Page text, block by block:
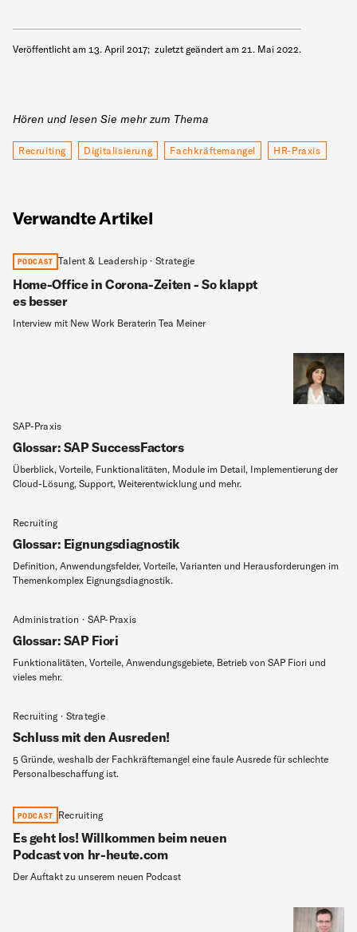
Veröffentlicht am 13. April 2017; zuletzt geändert am 21. Mai 2022.
Hören und lesen Sie mehr zum Thema
Recruiting Digitalisierung Fachkräftemangel HR-Praxis
Verwandte Artikel
Recruiting · Strategie
Schluss mit den Ausreden!
5 Gründe, weshalb der Fachkräftemangel eine faule Ausrede für schlechte
Personalbeschaffung ist.
PODCAST Recruiting
Es geht los! Willkommen beim neuen
Podcast von hr-heute.com
Der Auftakt zu unserem neuen Podcast
PODCAST Talent & Leadership · Strategie
Home-Office in Corona-Zeiten - So klappt
es besser
Interview mit New Work Beraterin Tea Meiner
SAP-Praxis
Glossar: SAP SuccessFactors
Überblick, Vorteile, Funktionalitäten, Module im Detail, Implementierung der
Cloud-Lösung, Support, Weiterentwicklung und mehr.
Recruiting
Glossar: Eignungsdiagnostik
Definition, Anwendungsfelder, Vorteile, Varianten und Herausforderungen im
Themenkomplex Eignungsdiagnostik.
Administration · SAP-Praxis
Glossar: SAP Fiori
Funktionalitäten, Vorteile, Anwendungsgebiete, Betrieb von SAP Fiori und
vieles mehr.